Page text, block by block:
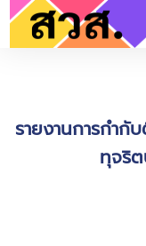
รายงานการกำกั
ทุจริ